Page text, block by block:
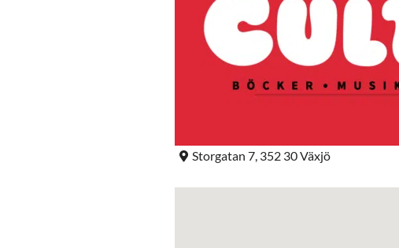
Storgatan 7, 352 30 Växjö